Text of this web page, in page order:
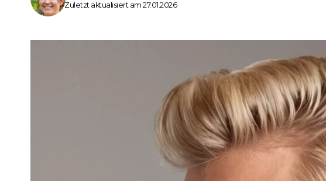
Zuletzt aktualisiert am 27.01.2026